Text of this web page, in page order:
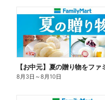
【お中元】夏の贈り物をファ
8月3日 ～8月10日